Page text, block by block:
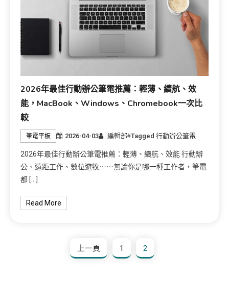
2026年最佳行動辦公筆電推薦：輕薄、續航、效
能，MacBook、Windows、Chromebook一次比
較
筆電平板 2026-04-03 編輯部 Tagged行動辦公筆電
2026年最佳行動辦公筆電推薦：輕薄、續航、效能 行動辦
公、遠距工作、數位遊牧⋯⋯無論你是哪一種工作者，筆電
都 […]
Read More
上一頁 1 2